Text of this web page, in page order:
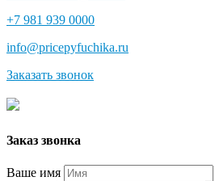
+7 981 939 0000
info@pricepyfuchika.ru
Заказать звонок
Заказ звонка
Ваше имя